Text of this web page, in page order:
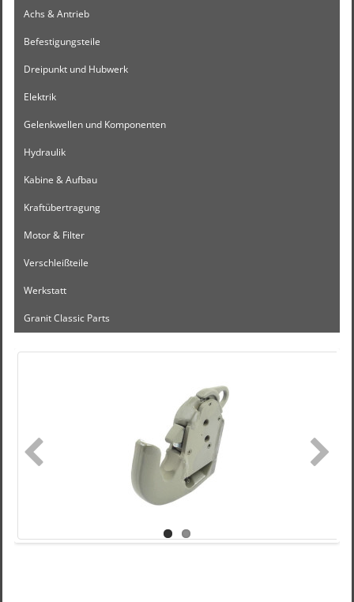
Achs & Antrieb
Befestigungsteile
Dreipunkt und Hubwerk
Elektrik
Gelenkwellen und Komponenten
Hydraulik
Kabine & Aufbau
Kraftübertragung
Motor & Filter
Verschleißteile
Werkstatt
Granit Classic Parts